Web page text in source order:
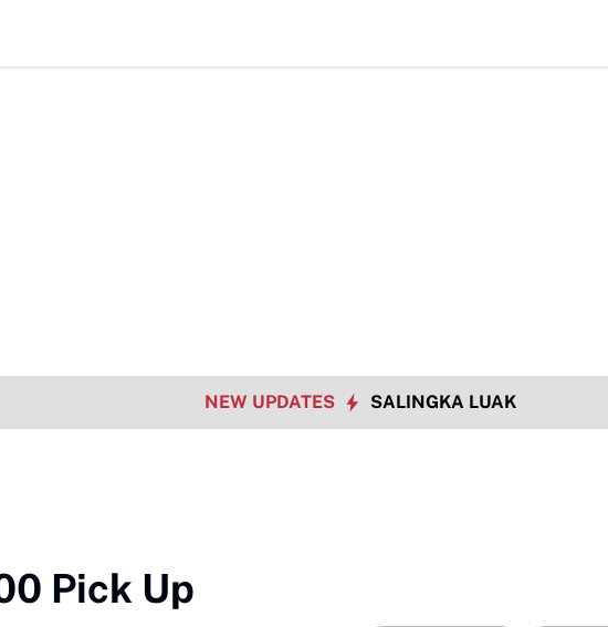
NEW UPDATES SALINGKA LUAK
Pick Up